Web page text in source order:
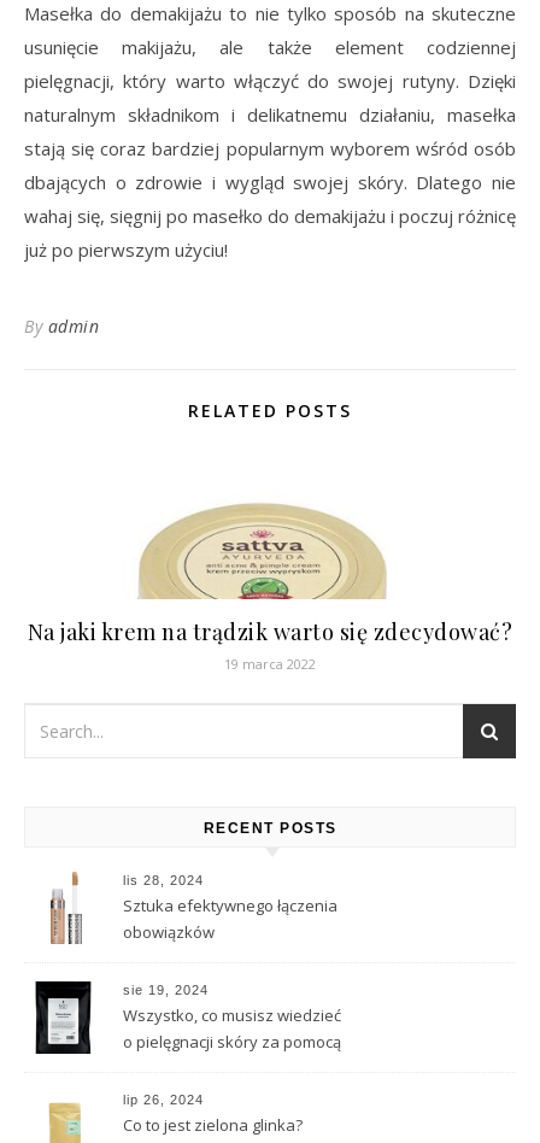
Masełka do demakijażu to nie tylko sposób na skuteczne
usunięcie makijażu, ale także element codziennej
pielęgnacji, który warto włączyć do swojej rutyny. Dzięki
naturalnym składnikom i delikatnemu działaniu, masełka
stają się coraz bardziej popularnym wyborem wśród osób
dbających o zdrowie i wygląd swojej skóry. Dlatego nie
wahaj się, sięgnij po masełko do demakijażu i poczuj różnicę
już po pierwszym użyciu!
By admin
RELATED POSTS
Na jaki krem na trądzik warto się zdecydować?
19 marca 2022
RECENT POSTS
lis 28, 2024
Sztuka efektywnego łączenia
obowiązków
sie 19, 2024
Wszystko, co musisz wiedzieć
o pielęgnacji skóry za pomocą
lip 26, 2024
Co to jest zielona glinka?